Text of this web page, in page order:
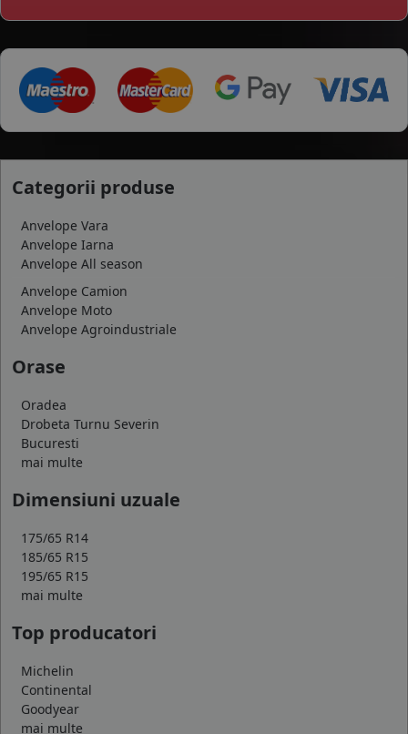
Categorii produse
Anvelope Vara
Anvelope Iarna
Anvelope All season
Anvelope Camion
Anvelope Moto
Anvelope Agroindustriale
Orase
Oradea
Drobeta Turnu Severin
Bucuresti
mai multe
Dimensiuni uzuale
175/65 R14
185/65 R15
195/65 R15
mai multe
Top producatori
Michelin
Continental
Goodyear
mai multe